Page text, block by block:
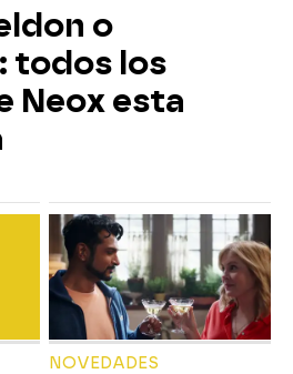
o
todos los
Neox esta
NOVEDADES